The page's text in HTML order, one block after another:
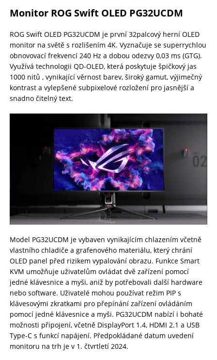
Monitor ROG Swift OLED PG32UCDM
ROG Swift OLED PG32UCDM je první 32palcový herní OLED
monitor na světě s rozlišením 4K. Vyznačuje se superrychlou
obnovovací frekvencí 240 Hz a dobou odezvy 0,03 ms (GTG).
Využívá technologii QD-OLED, která poskytuje špičkový jas
1000 nitů , vynikající věrnost barev, široký gamut, výjimečný
kontrast a vylepšené subpixelové rozložení pro jasnější a
snadno čitelný text.
Model PG32UCDM je vybaven vynikajícím chlazením včetně
vlastního chladiče a grafenového materiálu, který chrání
OLED panel před rizikem vypalování obrazu. Funkce Smart
KVM umožňuje uživatelům ovládat dvě zařízení pomocí
jedné klávesnice a myši, aniž by potřebovali další hardware
nebo software. Uživatelé mohou používat režim PIP s
klávesovými zkratkami pro přepínání zařízení ovládáním
pomocí jedné klávesnice a myši. PG32UCDM nabízí i bohaté
možnosti připojení, včetně DisplayPort 1.4, HDMI 2.1 a USB
Type-C s funkcí napájení. Předpokládané datum uvedení
monitoru na trh je v 1. čtvrtletí 2024.